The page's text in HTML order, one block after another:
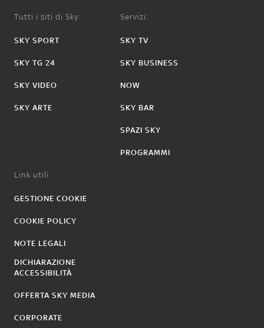
Tutti i siti di Sky:
SKY SPORT
SKY TG 24
SKY VIDEO
SKY ARTE
Servizi:
SKY TV
SKY BUSINESS
NOW
SKY BAR
SPAZI SKY
PROGRAMMI
Link utili:
GESTIONE COOKIE
COOKIE POLICY
NOTE LEGALI
DICHIARAZIONE
ACCESSIBILITÀ
OFFERTA SKY MEDIA
CORPORATE